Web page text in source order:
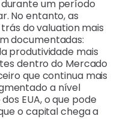
um período
No entanto, as
do valuation mais
documentadas:
produtividade mais
dentro do Mercado
que continua mais
a nível
EUA, o que pode
o capital chega a